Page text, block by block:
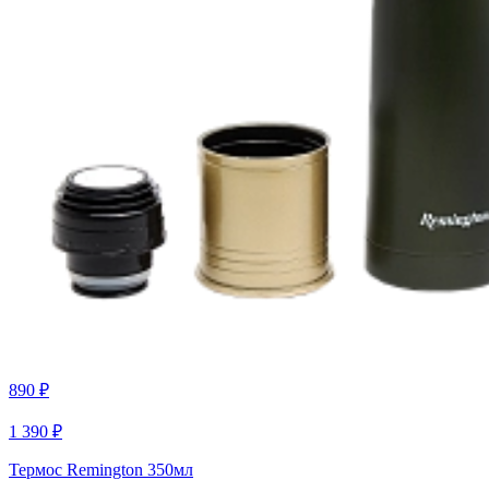
890 ₽
1 390 ₽
Термос Remington 350мл